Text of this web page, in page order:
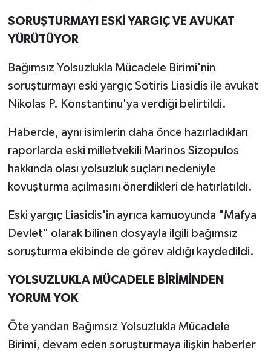
SORUŞTURMAYI ESKİ YARGIÇ VE AVUKAT
YÜRÜTÜYOR
Bağımsız Yolsuzlukla Mücadele Birimi'nin
soruşturmayı eski yargıç Sotiris Liasidis ile avukat
Nikolas P. Konstantinu'ya verdiği belirtildi.
Haberde, aynı isimlerin daha önce hazırladıkları
raporlarda eski milletvekili Marinos Sizopulos
hakkında olası yolsuzluk suçları nedeniyle
kovuşturma açılmasını önerdikleri de hatırlatıldı.
Eski yargıç Liasidis'in ayrıca kamuoyunda "Mafya
Devlet" olarak bilinen dosyayla ilgili bağımsız
soruşturma ekibinde de görev aldığı kaydedildi.
YOLSUZLUKLA MÜCADELE BİRİMİNDEN
YORUM YOK
Öte yandan Bağımsız Yolsuzlukla Mücadele
Birimi, devam eden soruşturmaya ilişkin haberler